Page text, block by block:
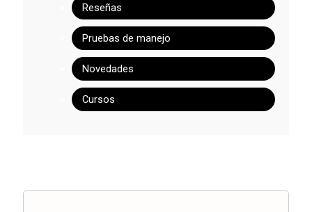
Reseñas
Pruebas de manejo
Novedades
Cursos